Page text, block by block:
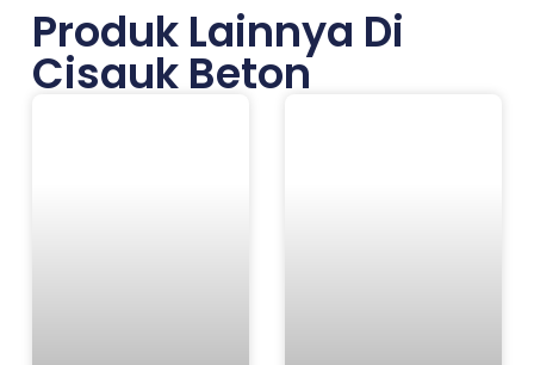
Produk Lainnya Di
Cisauk Beton